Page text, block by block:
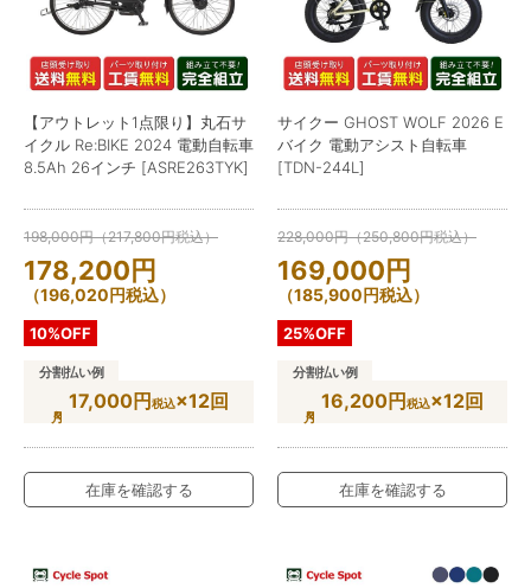
【アウトレット1点限り】丸石サ
イクル Re:BIKE 2024 電動自転車
8.5Ah 26インチ [ASRE263TYK]
198,000円（217,800円税込）
178,200円
（196,020円税込）
10%OFF
分割払い例
17,000円税込×12回
在庫を確認する
サイクー GHOST WOLF 2026 E
バイク 電動アシスト自転車
[TDN-244L]
228,000円（250,800円税込）
169,000円
（185,900円税込）
25%OFF
分割払い例
16,200円税込×12回
在庫を確認する